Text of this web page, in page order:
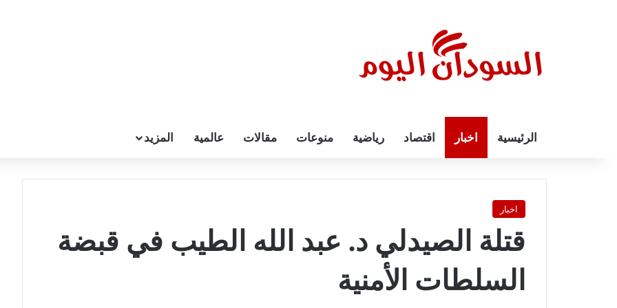
الرئيسية اخبار اقتصاد رياضية منوعات مقالات عالمية المزيد
اخبار
قتلة الصيدلي د. عبد الله الطيب في قبضة
السلطات الأمنية